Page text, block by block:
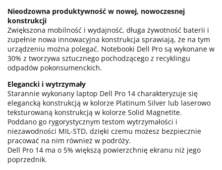
Nieodzowna produktywność w nowej, nowoczesnej
konstrukcji
Zwiększona mobilność i wydajność, długa żywotność baterii i
zupełnie nowa innowacyjna konstrukcja sprawiają, że na tym
urządzeniu można polegać. Notebooki Dell Pro są wykonane w
30% z tworzywa sztucznego pochodzącego z recyklingu
odpadów pokonsumenckich.
Elegancki i wytrzymały
Starannie wykonany laptop Dell Pro 14 charakteryzuje się
elegancką konstrukcją w kolorze Platinum Silver lub laserowo
teksturowaną konstrukcją w kolorze Solid Magnetite.
Poddano go rygorystycznym testom wytrzymałości i
niezawodności MIL-STD, dzięki czemu możesz bezpiecznie
pracować na nim również w podróży.
Dell Pro 14 ma o 5% większą powierzchnię ekranu niż jego
poprzednik.